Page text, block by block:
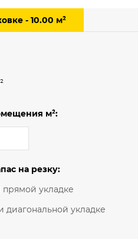
4 м- 10.00 м²
м²:
на резку:
прямой укладке
диагональной укладке